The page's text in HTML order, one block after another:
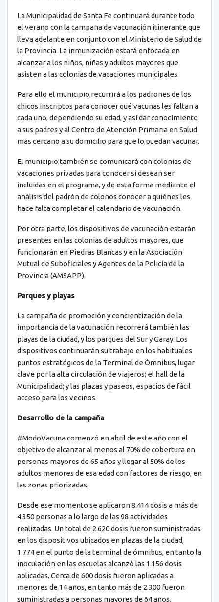
La Municipalidad de Santa Fe continuará durante todo
el verano con la campaña de vacunación itinerante que
lleva adelante en conjunto con el Ministerio de Salud de
la Provincia. La inmunización estará enfocada en
alcanzar a los niños, niñas y adultos mayores que
asisten a las colonias de vacaciones municipales.
Para ello el municipio recurrirá a los padrones de los
chicos inscriptos para conocer qué vacunas les faltan a
cada uno, dependiendo su edad, y así dar conocimiento
a sus padres y al Centro de Atención Primaria en Salud
más cercano a su domicilio para que lo puedan vacunar.
El municipio también se comunicará con colonias de
vacaciones privadas para conocer si desean ser
incluidas en el programa, y de esta forma mediante el
análisis del padrón de colonos conocer a quiénes les
hace falta completar el calendario de vacunación.
Por otra parte, los dispositivos de vacunación estarán
presentes en las colonias de adultos mayores, que
funcionarán en Piedras Blancas y en la Asociación
Mutual de Suboficiales y Agentes de la Policía de la
Provincia (AMSAPP).
Parques y playas
La campaña de promoción y concientización de la
importancia de la vacunación recorrerá también las
playas de la ciudad, y los parques del Sur y Garay. Los
dispositivos continuarán su trabajo en los habituales
puntos estratégicos de la Terminal de Ómnibus, lugar
clave por la alta circulación de viajeros; el hall de la
Municipalidad; y las plazas y paseos, espacios de fácil
acceso para los vecinos.
Desarrollo de la campaña
#ModoVacuna comenzó en abril de este año con el
objetivo de alcanzar al menos al 70% de cobertura en
personas mayores de 65 años y llegar al 50% de los
adultos menores de esa edad con factores de riesgo, en
las zonas priorizadas.
Desde ese momento se aplicaron 8.414 dosis a más de
4.350 personas a lo largo de las 98 actividades
realizadas. Un total de 2.620 dosis fueron suministradas
en los dispositivos ubicados en plazas de la ciudad,
1.774 en el punto de la terminal de ómnibus, en tanto la
inoculación en las escuelas alcanzó las 1.156 dosis
aplicadas. Cerca de 600 dosis fueron aplicadas a
menores de 14 años, en tanto más de 2.300 fueron
suministradas a personas mayores de 64 años.